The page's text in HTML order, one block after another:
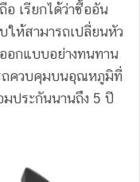
เรียกได้ว่าซื้ออัน
ให้สามารถเปลี่ยนหัว
อกแบบอย่างทนทาน
ถควบคุมบนอุณหภูมิที่
ประกันนานถึง 5 ปี